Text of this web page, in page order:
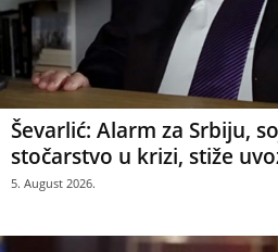
Ševarlić: Alarm za Srbiju,
stočarstvo u krizi, stiže
5. August 2026.